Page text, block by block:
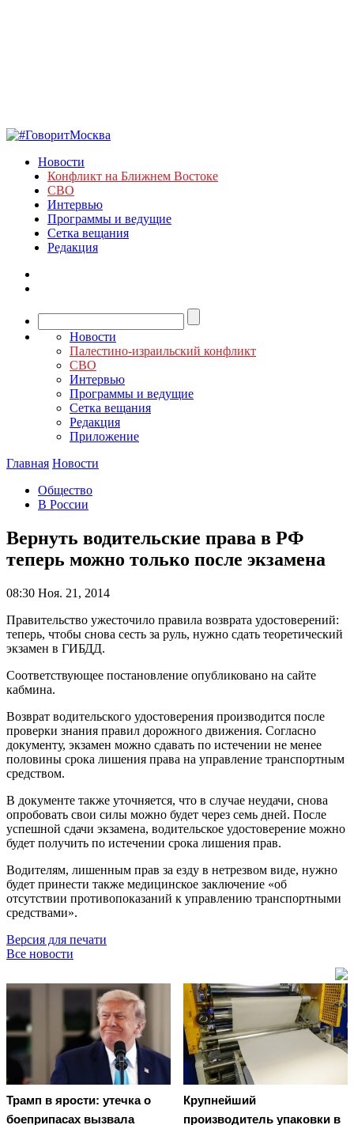
Новости
Конфликт на Ближнем Востоке
СВО
Интервью
Программы и ведущие
Сетка вещания
Редакция
Новости
Палестино-израильский конфликт
СВО
Интервью
Программы и ведущие
Сетка вещания
Редакция
Приложение
Главная Новости
Общество
В России
Вернуть водительские права в РФ
теперь можно только после экзамена
08:30 Ноя. 21, 2014
Правительство ужесточило правила возврата удостоверений:
теперь, чтобы снова сесть за руль, нужно сдать теоретический
экзамен в ГИБДД.
Соответствующее постановление опубликовано на сайте
кабмина.
Возврат водительского удостоверения производится после
проверки знания правил дорожного движения. Согласно
документу, экзамен можно сдавать по истечении не менее
половины срока лишения права на управление транспортным
средством.
В документе также уточняется, что в случае неудачи, снова
опробовать свои силы можно будет через семь дней. После
успешной сдачи экзамена, водительское удостоверение можно
будет получить по истечении срока лишения прав.
Водителям, лишенным прав за езду в нетрезвом виде, нужно
будет принести также медицинское заключение «об
отсутствии противопоказаний к управлению транспортными
средствами».
Версия для печати
Все новости
Трамп в ярости: утечка о
боеприпасах вызвала
Крупнейший
производитель упаковки в